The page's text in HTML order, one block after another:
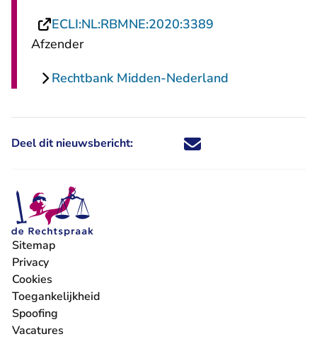
ECLI:NL:RBMNE:2020:3389
Afzender
Rechtbank Midden-Nederland
Deel dit nieuwsbericht: Deel dit nieuwsbericht via X -
Deel dit nieuwsbericht via
Deel dit nieuwsbericht
Deel dit
Sitemap
Privacy
Cookies
Toegankelijkheid
Spoofing
Vacatures